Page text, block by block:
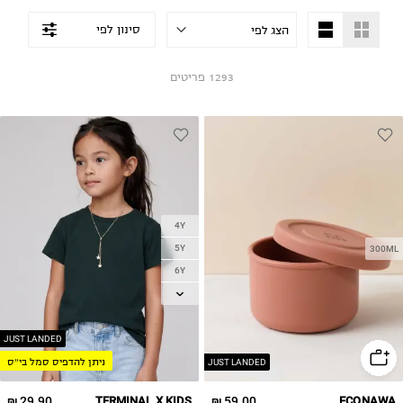
סינון לפי
1293 פריטים
JUST LANDED
300ML
JUST LANDED
ניתן להדפיס סמל בי״ס
4Y
5Y
6Y
7Y
11-12Y